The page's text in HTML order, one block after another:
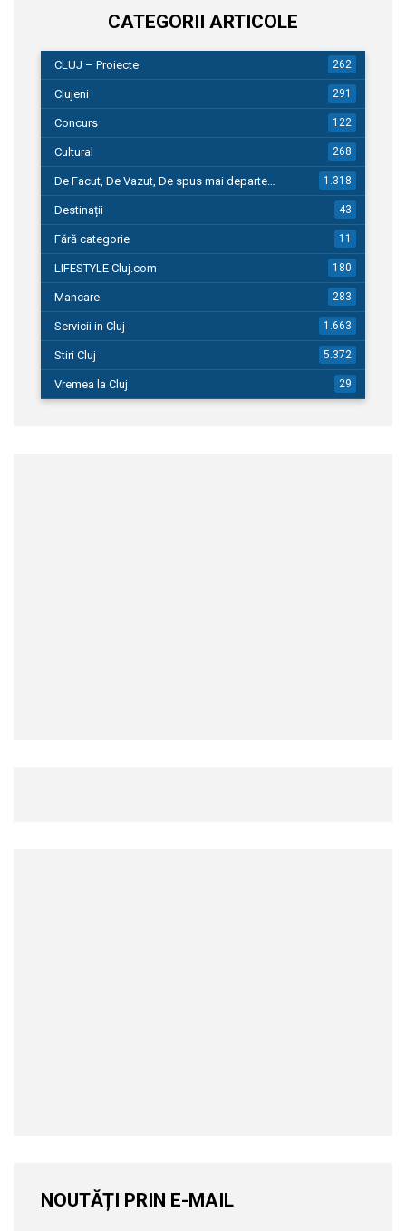
CATEGORII ARTICOLE
CLUJ – Proiecte 262
Clujeni 291
Concurs 122
Cultural 268
De Facut, De Vazut, De spus mai departe… 1.318
Destinații 43
Fără categorie 11
LIFESTYLE Cluj.com 180
Mancare 283
Servicii in Cluj 1.663
Stiri Cluj 5.372
Vremea la Cluj 29
NOUTĂȚI PRIN E-MAIL